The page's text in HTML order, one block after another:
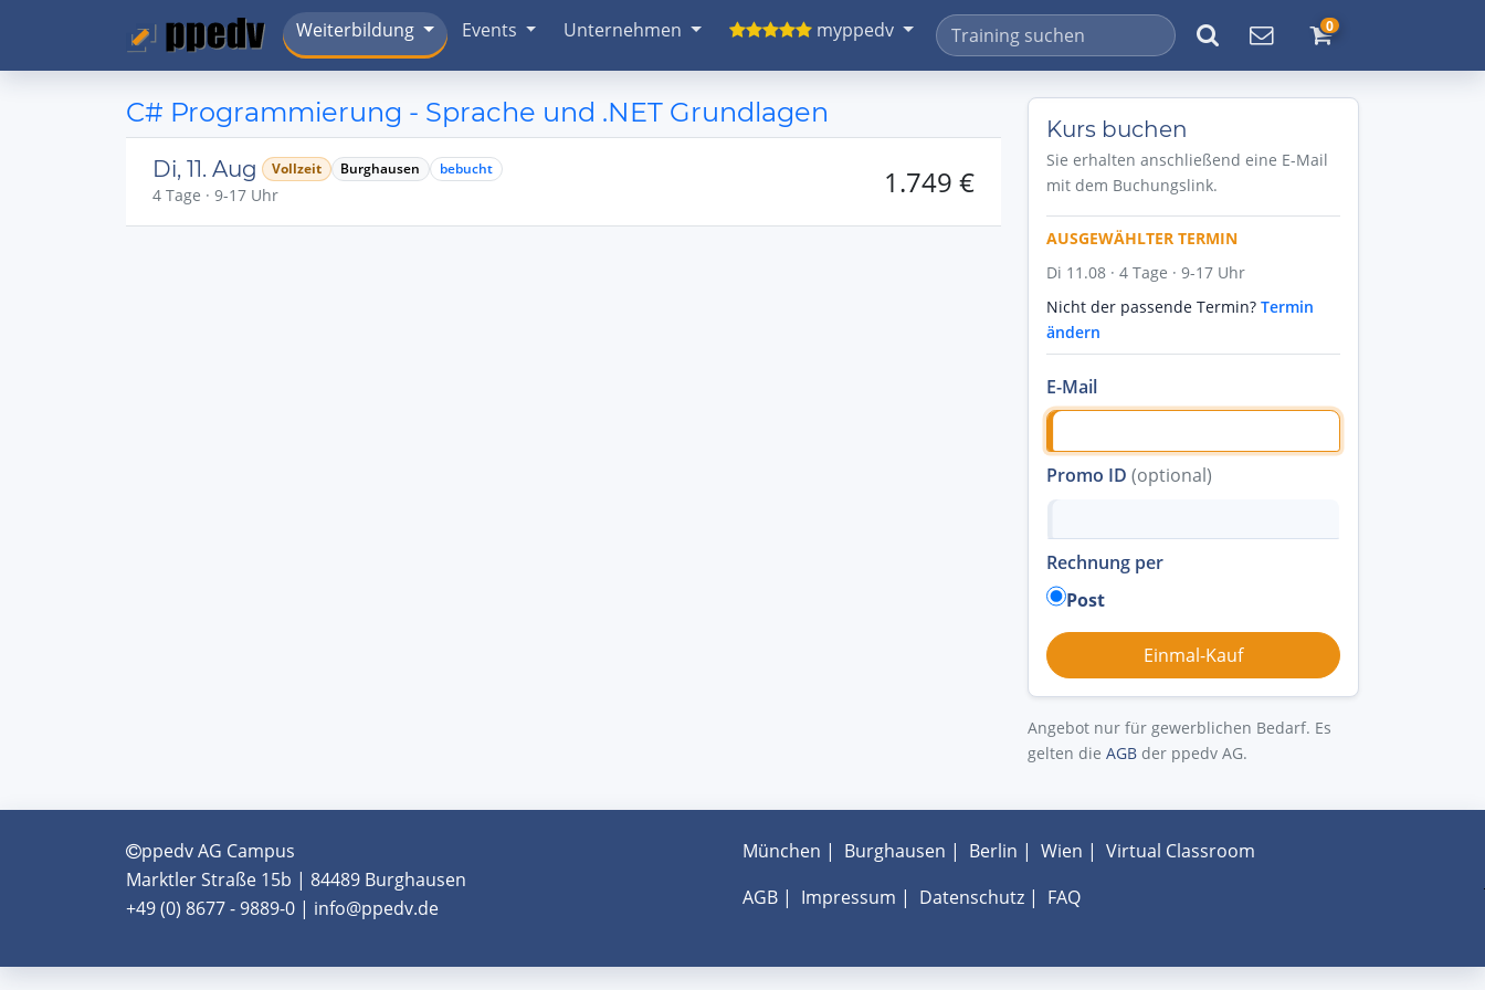
Weiterbildung Events Unternehmen myppedv 0
C# Programmierung - Sprache und .NET Grundlagen
Di, 11. Aug Vollzeit Burghausen bebucht
4 Tage · 9-17 Uhr 1.749 €
Kurs buchen
Sie erhalten anschließend eine E-Mail
mit dem Buchungslink.
AUSGEWÄHLTER TERMIN
Di 11.08 · 4 Tage · 9-17 Uhr
Nicht der passende Termin? Termin
ändern
E-Mail
Promo ID (optional)
Rechnung per
Post
Angebot nur für gewerblichen Bedarf. Es
gelten die AGB der ppedv AG.
ppedv AG Campus
Marktler Straße 15b | 84489 Burghausen
+49 (0) 8677 - 9889-0 | info@ppedv.de
München | Burghausen | Berlin | Wien | Virtual Classroom
AGB| Impressum | Datenschutz| FAQ